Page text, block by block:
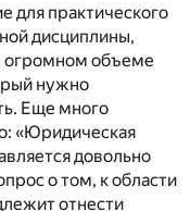
для практического
дисциплины,
огромном объеме
нужно
Еще много
«Юридическая
довольно
о том, к области
отнести